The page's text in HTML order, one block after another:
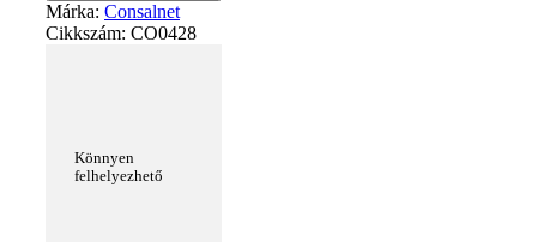
Márka: Consalnet
Cikkszám: CO0428
Könnyen
felhelyezhető